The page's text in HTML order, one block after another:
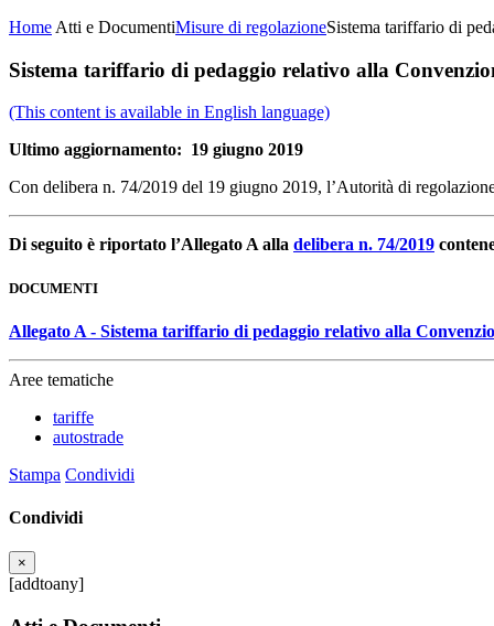
Home Atti e DocumentiMisure di regolazioneSistema tariffario di
Sistema tariffario di pedaggio relativo alla
(This content is available in English language)
Ultimo aggiornamento: 19 giugno 2019
Con delibera n. 74/2019 del 19 giugno 2019, l’Autorità di
Di seguito è riportato l’Allegato A alla delibera n. 74/2019
DOCUMENTI
Allegato A - Sistema tariffario di pedaggio relativo alla
Aree tematiche
tariffe
autostrade
Stampa Condividi
Condividi
×
[addtoany]